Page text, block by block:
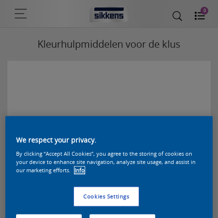
0
Kleurhulpmiddelen voor de klus
Sikkens App met Visualizer functie
Met je smartphone of tablet direct een
kleursimulatie maken bij de klant. De exclusieve
We respect your privacy.
By clicking “Accept All Cookies”, you agree to the storing of cookies on
your device to enhance site navigation, analyze site usage, and assist in
our marketing efforts.
Info
Cookies Settings